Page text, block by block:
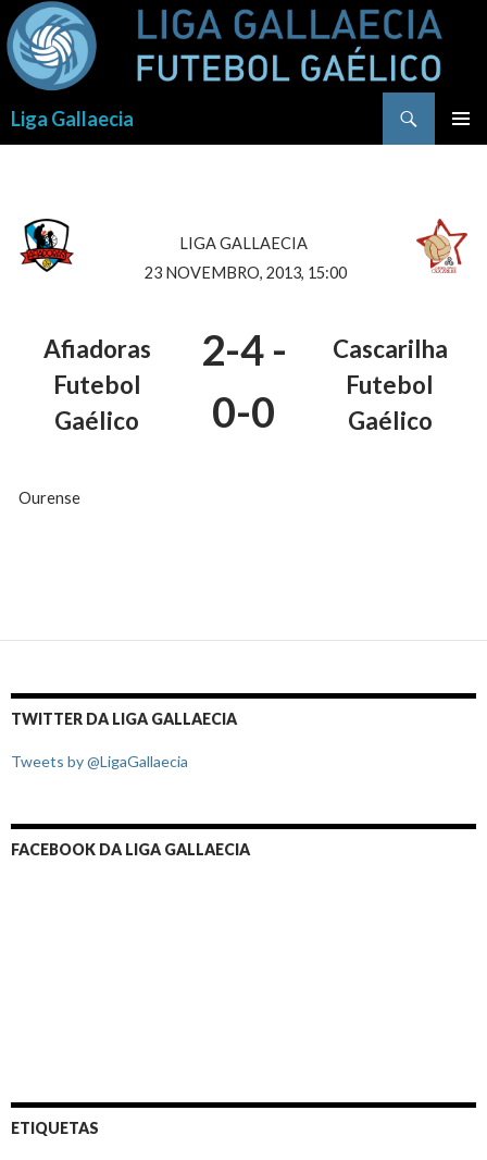
Liga Gallaecia
LIGA GALLAECIA
23 NOVEMBRO, 2013, 15:00
Afiadoras
Futebol
Gaélico
2-4-
0-0
Cascarilha
Futebol
Gaélico
Ourense
TWITTER DA LIGA GALLAECIA
Tweets by @LigaGallaecia
FACEBOOK DA LIGA GALLAECIA
ETIQUETAS